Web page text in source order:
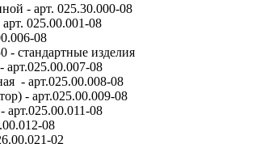
- арт. 025.30.000-08
025.00.001-08
08
- стандартные изделия
арт.025.00.007-08
- арт.025.00.008-08
- арт.025.00.009-08
арт.025.00.011-08
08
02